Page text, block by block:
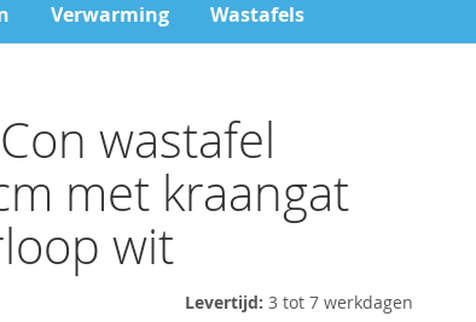
Verwarming Wastafels
wastafel
met kraangat
wit
Levertijd: 3 tot 7 werkdagen